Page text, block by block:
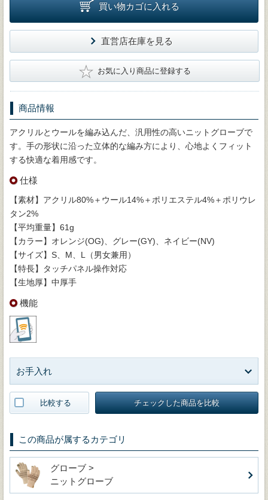
買い物カゴに入れる
直営店在庫を見る
★ お気に入り商品に登録する
商品情報
アクリルとウールを編み込んだ、汎用性の高いニットグローブで
す。手の形状に沿った立体的な編み方により、心地よくフィット
する快適な着用感です。
仕様
【素材】アクリル80%＋ウール14%＋ポリエステル4%＋ポリウレ
タン2%
【平均重量】61g
【カラー】オレンジ(OG)、グレー(GY)、ネイビー(NV)
【サイズ】S、M、L（男女兼用）
【特長】タッチパネル操作対応
【生地厚】中厚手
機能
お手入れ
比較する チェックした商品を比較
この商品が属するカテゴリ
グローブ >
ニットグローブ